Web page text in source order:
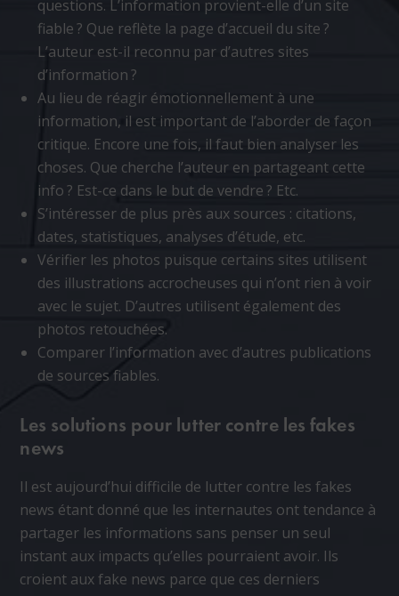
questions. L’information provient-elle d’un site
fiable ? Que reflète la page d’accueil du site ?
L’auteur est-il reconnu par d’autres sites
d’information ?
Au lieu de réagir émotionnellement à une
information, il est important de l’aborder de façon
critique. Encore une fois, il faut bien analyser les
choses. Que cherche l’auteur en partageant cette
info ? Est-ce dans le but de vendre ? Etc.
S’intéresser de plus près aux sources : citations,
dates, statistiques, analyses d’étude, etc.
Vérifier les photos puisque certains sites utilisent
des illustrations accrocheuses qui n’ont rien à voir
avec le sujet. D’autres utilisent également des
photos retouchées.
Comparer l’information avec d’autres publications
de sources fiables.
Les solutions pour lutter contre les fakes
news
Il est aujourd’hui difficile de lutter contre les fakes
news étant donné que les internautes ont tendance à
partager les informations sans penser un seul
instant aux impacts qu’elles pourraient avoir. Ils
croient aux fake news parce que ces derniers